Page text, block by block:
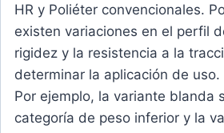
HR y Poliéter convencionales.
existen variaciones en el perfil
rigidez y la resistencia a la
determinar la aplicación de uso.
Por ejemplo, la variante blanda
categoría de peso inferior y la